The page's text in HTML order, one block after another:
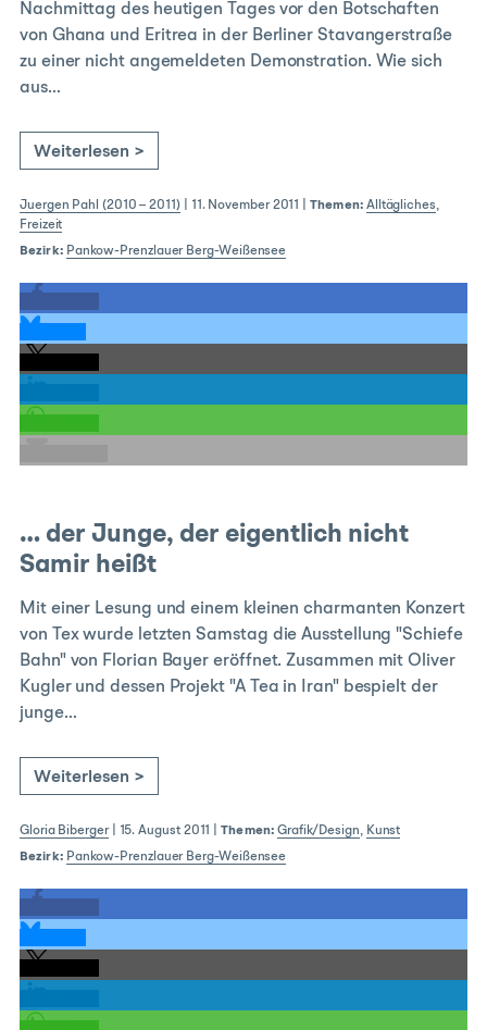
Nachmittag des heutigen Tages vor den Botschaften
von Ghana und Eritrea in der Berliner Stavangerstraße
zu einer nicht angemeldeten Demonstration. Wie sich
aus…
Weiterlesen >
Juergen Pahl (2010 – 2011)| 11. November 2011 |Themen: Alltägliches,
Freizeit
Bezirk: Pankow-Prenzlauer Berg-Weißensee
… der Junge, der eigentlich nicht
Samir heißt
Mit einer Lesung und einem kleinen charmanten Konzert
von Tex wurde letzten Samstag die Ausstellung "Schiefe
Bahn" von Florian Bayer eröffnet. Zusammen mit Oliver
Kugler und dessen Projekt "A Tea in Iran" bespielt der
junge…
Weiterlesen >
Gloria Biberger| 15. August 2011 |Themen: Grafik/Design, Kunst
Bezirk: Pankow-Prenzlauer Berg-Weißensee